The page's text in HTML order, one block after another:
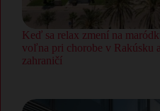
Keď sa relax zmení na
voľna pri chorobe v Rakúsku
zahraničí